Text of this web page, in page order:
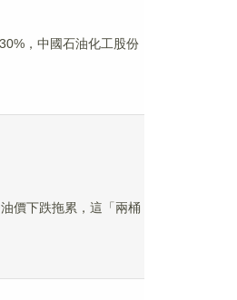
，中國石油化工股份
價下跌拖累，這「兩桶